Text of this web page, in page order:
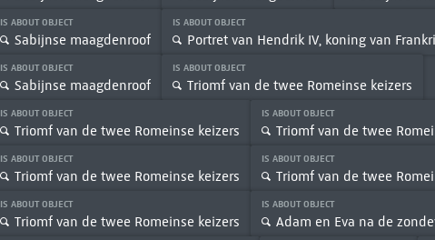
IS ABOUT OBJECT
Sabijnse maagdenroof
IS ABOUT OBJECT
Portret van Hendrik IV, koning van
IS ABOUT OBJECT
Sabijnse maagdenroof
IS ABOUT OBJECT
Triomf van de twee Romeinse keizers
IS ABOUT OBJECT
Triomf van de twee Romeinse keizers
IS ABOUT OBJECT
Triomf van de twee
IS ABOUT OBJECT
Triomf van de twee Romeinse keizers
IS ABOUT OBJECT
Triomf van de twee
IS ABOUT OBJECT
Triomf van de twee Romeinse keizers
IS ABOUT OBJECT
Adam en Eva na de